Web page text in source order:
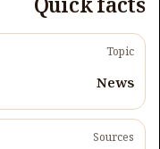
Quick facts
Topic
News
Sources